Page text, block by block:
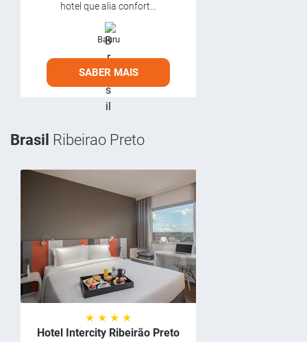
hotel que alia confort...
Bauru
SABER MAIS
Brasil Ribeirao Preto
★ ★ ★ ★
Hotel Intercity Ribeirão Preto